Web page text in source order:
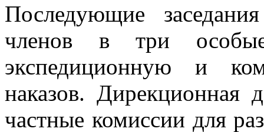
Последующие
членов в три
экспедиционную и
наказов. Дирекционная
частные комиссии для